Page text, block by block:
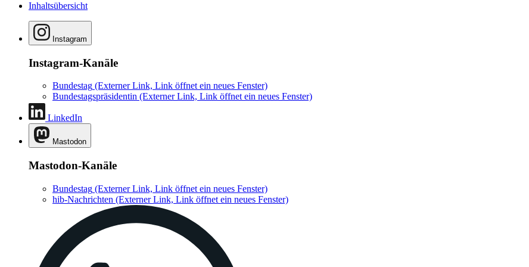
Inhaltsübersicht
Instagram
Instagram-Kanäle
Bundestag (Externer Link, Link öffnet ein neues Fenster)
Bundestagspräsidentin (Externer Link, Link öffnet ein neues Fenster)
LinkedIn
Mastodon
Mastodon-Kanäle
Bundestag (Externer Link, Link öffnet ein neues Fenster)
hib-Nachrichten (Externer Link, Link öffnet ein neues Fenster)